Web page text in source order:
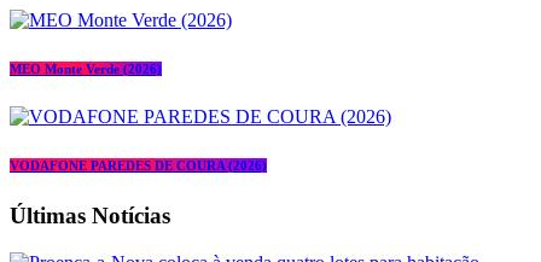
MEO Monte Verde (2026)
VODAFONE PAREDES DE COURA (2026)
Últimas Notícias